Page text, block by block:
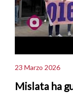
23 Marzo 2026
Mislata ha